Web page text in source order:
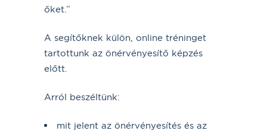
őket.”
A segítőknek külön, online tréninget
tartottunk az önérvényesítő képzés
előtt.
Arról beszéltünk:
mit jelent az önérvényesítés és az